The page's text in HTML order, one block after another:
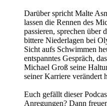
Darüber spricht Malte
lassen die Rennen des
passieren, sprechen über
bittere Niederlagen bei
Sicht aufs Schwimmen
entspanntes Gespräch,
Michael Groß seine
seiner Karriere verändert
Euch gefällt dieser
Anregungen? Dann